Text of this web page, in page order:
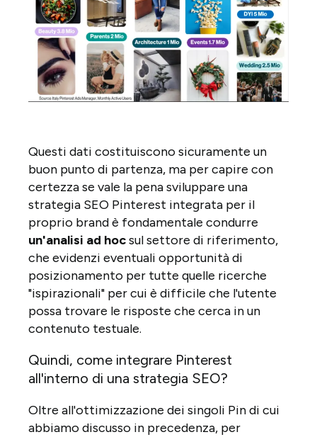
Questi dati costituiscono sicuramente un
buon punto di partenza, ma per capire con
certezza se vale la pena sviluppare una
strategia SEO Pinterest integrata per il
proprio brand è fondamentale condurre
un'analisi ad hocsul settore di riferimento,
che evidenzi eventuali opportunità di
posizionamento per tutte quelle ricerche
"ispirazionali" per cui è difficile che l'utente
possa trovare le risposte che cerca in un
contenuto testuale.
Quindi, come integrare Pinterest
all'interno di una strategia SEO?
Oltre all'ottimizzazione dei singoli Pin di cui
abbiamo discusso in precedenza, per